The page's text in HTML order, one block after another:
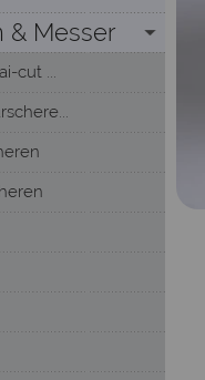
& Messer
cut ...